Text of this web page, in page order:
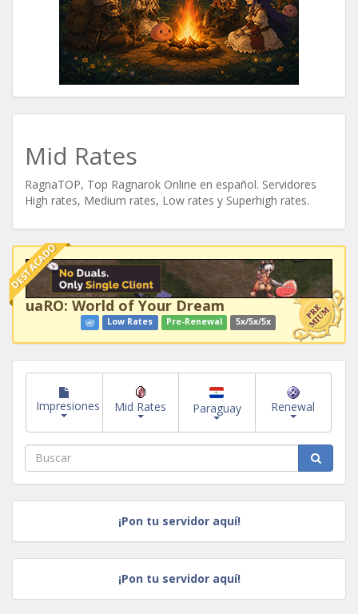
Mid Rates
RagnaTOP, Top Ragnarok Online en español. Servidores
High rates, Medium rates, Low rates y Superhigh rates.
DESTACADO
uaRO: World of Your Dream
Low Rates Pre-Renewal 5x/5x/5x
Impresiones Mid Rates Paraguay Renewal
¡Pon tu servidor aquí!
¡Pon tu servidor aquí!